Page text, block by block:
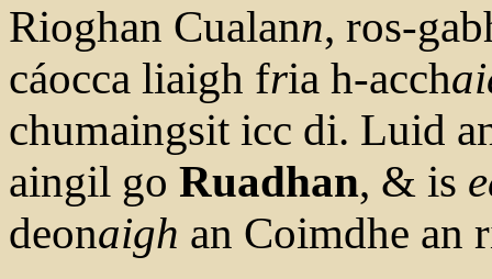
Rioghan Cualann, ros-
cáocca liaigh fria h-acch
chumaingsit icc di. Luid
aingil go Ruadhan, & is
deonaigh an Coimdhe an